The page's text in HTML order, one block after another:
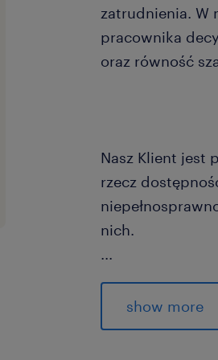
zatrudnienia. W
pracownika
oraz równość
Nasz Klient jest
rzecz
nich.
...
Nie wymagamy
na wsparcie
show more